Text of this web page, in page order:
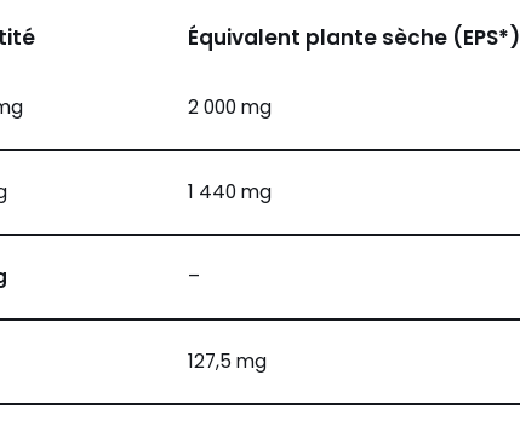
Équivalent plante sèche (EPS*)
2 000 mg
1 440 mg
–
127,5 mg